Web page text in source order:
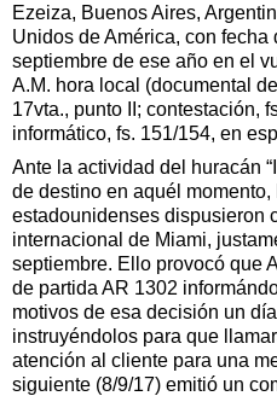
Ezeiza, Buenos Aires,
Unidos de América, con fecha
septiembre de ese año en el
A.M. hora local (documental
17vta., punto II; contestación,
informático, fs. 151/154, en
Ante la actividad del huracán
de destino en aquél
estadounidenses dispusieron
internacional de Miami,
septiembre. Ello provocó que
de partida AR 1302
motivos de esa decisión un
instruyéndolos para que
atención al cliente para una
siguiente (8/9/17) emitió un